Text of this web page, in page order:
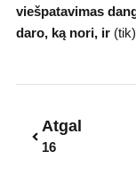
viešpatavimas
daro, ką nori, ir(tik)
Atgal
16